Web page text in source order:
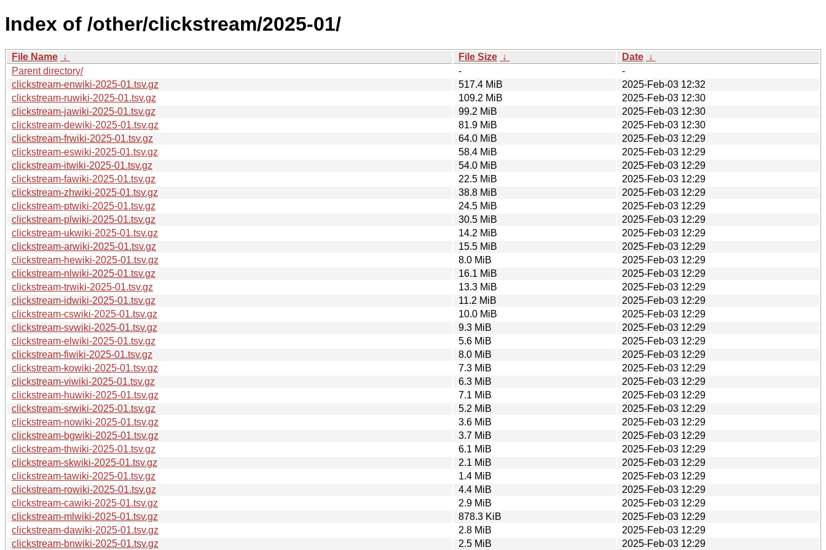
Index of /other/clickstream/2025-01/
File Name ↓ File Size ↓ Date ↓
Parent directory/
-
-
clickstream-enwiki-2025-01.tsv.gz
517.4 MiB
2025-Feb-03 12:32
clickstream-ruwiki-2025-01.tsv.gz
109.2 MiB
2025-Feb-03 12:30
clickstream-jawiki-2025-01.tsv.gz
99.2 MiB
2025-Feb-03 12:30
clickstream-dewiki-2025-01.tsv.gz
81.9 MiB
2025-Feb-03 12:30
clickstream-frwiki-2025-01.tsv.gz
64.0 MiB
2025-Feb-03 12:29
clickstream-eswiki-2025-01.tsv.gz
58.4 MiB
2025-Feb-03 12:29
clickstream-itwiki-2025-01.tsv.gz
54.0 MiB
2025-Feb-03 12:29
clickstream-fawiki-2025-01.tsv.gz
22.5 MiB
2025-Feb-03 12:29
clickstream-zhwiki-2025-01.tsv.gz
38.8 MiB
2025-Feb-03 12:29
clickstream-ptwiki-2025-01.tsv.gz
24.5 MiB
2025-Feb-03 12:29
clickstream-plwiki-2025-01.tsv.gz
30.5 MiB
2025-Feb-03 12:29
clickstream-ukwiki-2025-01.tsv.gz
14.2 MiB
2025-Feb-03 12:29
clickstream-arwiki-2025-01.tsv.gz
15.5 MiB
2025-Feb-03 12:29
clickstream-hewiki-2025-01.tsv.gz
8.0 MiB
2025-Feb-03 12:29
clickstream-nlwiki-2025-01.tsv.gz
16.1 MiB
2025-Feb-03 12:29
clickstream-trwiki-2025-01.tsv.gz
13.3 MiB
2025-Feb-03 12:29
clickstream-idwiki-2025-01.tsv.gz
11.2 MiB
2025-Feb-03 12:29
clickstream-cswiki-2025-01.tsv.gz
10.0 MiB
2025-Feb-03 12:29
clickstream-svwiki-2025-01.tsv.gz
9.3 MiB
2025-Feb-03 12:29
clickstream-elwiki-2025-01.tsv.gz
5.6 MiB
2025-Feb-03 12:29
clickstream-fiwiki-2025-01.tsv.gz
8.0 MiB
2025-Feb-03 12:29
clickstream-kowiki-2025-01.tsv.gz
7.3 MiB
2025-Feb-03 12:29
clickstream-viwiki-2025-01.tsv.gz
6.3 MiB
2025-Feb-03 12:29
clickstream-huwiki-2025-01.tsv.gz
7.1 MiB
2025-Feb-03 12:29
clickstream-srwiki-2025-01.tsv.gz
5.2 MiB
2025-Feb-03 12:29
clickstream-nowiki-2025-01.tsv.gz
3.6 MiB
2025-Feb-03 12:29
clickstream-bgwiki-2025-01.tsv.gz
3.7 MiB
2025-Feb-03 12:29
clickstream-thwiki-2025-01.tsv.gz
6.1 MiB
2025-Feb-03 12:29
clickstream-skwiki-2025-01.tsv.gz
2.1 MiB
2025-Feb-03 12:29
clickstream-tawiki-2025-01.tsv.gz
1.4 MiB
2025-Feb-03 12:29
clickstream-rowiki-2025-01.tsv.gz
4.4 MiB
2025-Feb-03 12:29
clickstream-cawiki-2025-01.tsv.gz
2.9 MiB
2025-Feb-03 12:29
clickstream-mlwiki-2025-01.tsv.gz
878.3 KiB
2025-Feb-03 12:29
clickstream-dawiki-2025-01.tsv.gz
2.8 MiB
2025-Feb-03 12:29
clickstream-bnwiki-2025-01.tsv.gz
2.5 MiB 2025-Feb-03 12:29